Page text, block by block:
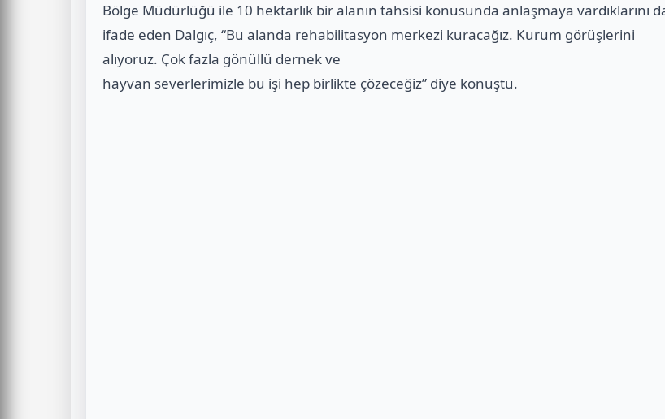
Bölge Müdürlüğü ile 10 hektarlık bir alanın tahsisi konusunda anlaşmaya vardıklarını
ifade eden Dalgıç, “Bu alanda rehabilitasyon merkezi kuracağız. Kurum görüşlerini
alıyoruz. Çok fazla gönüllü dernek ve
hayvan severlerimizle bu işi hep birlikte çözeceğiz” diye konuştu.